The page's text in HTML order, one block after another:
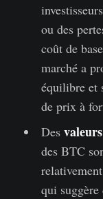
ou des
coût de
marché a
équilibre et
de prix à
Des
des BTC
qui